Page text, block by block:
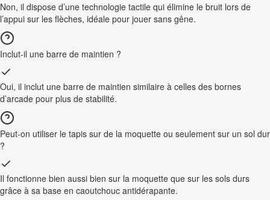
Non, il dispose d’une technologie tactile qui élimine le bruit lors de
l’appui sur les flèches, idéale pour jouer sans gêne.
Inclut-il une barre de maintien ?
Oui, il inclut une barre de maintien similaire à celles des bornes
d’arcade pour plus de stabilité.
Peut-on utiliser le tapis sur de la moquette ou seulement sur un sol dur
?
Il fonctionne bien aussi bien sur la moquette que sur les sols durs
grâce à sa base en caoutchouc antidérapante.